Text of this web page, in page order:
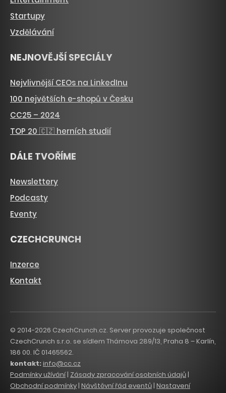
Startupy
Vzdělávání
NEJNOVĚJŠÍ SPECIÁLY
Nejvlivnější CEOs na LinkedInu
100 největších e-shopů v Česku
CC25 – 2024
TOP 20 🇨🇿 herních studií
DÁLE TVOŘÍME
Newslettery
Podcasty
Eventy
CZECHCRUNCH
Inzerce
Kontakt
© 2014-2026 CzechCrunch.cz. Server provozuje společnost
CzechCrunch s.r.o. se sídlem Thámova 289/13, Praha 8 – Karlín,
186 00. IČ 01465562.
kontakt:info@cc.cz
Podmínky užívání| Zásady zpracování osobních údajů |
Obchodní podmínky | Návštěvní řád eventů | Nastavení